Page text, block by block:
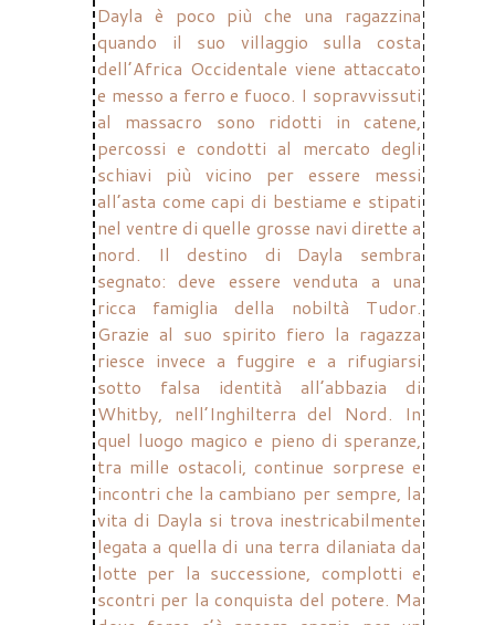
Dayla è poco più che una ragazzina
quando il suo villaggio sulla costa
dell’Africa Occidentale viene attaccato
e messo a ferro e fuoco. I sopravvissuti
al massacro sono ridotti in catene,
percossi e condotti al mercato degli
schiavi più vicino per essere messi
all’asta come capi di bestiame e stipati
nel ventre di quelle grosse navi dirette a
nord. Il destino di Dayla sembra
segnato: deve essere venduta a una
ricca famiglia della nobiltà Tudor.
Grazie al suo spirito fiero la ragazza
riesce invece a fuggire e a rifugiarsi
sotto falsa identità all’abbazia di
Whitby, nell’Inghilterra del Nord. In
quel luogo magico e pieno di speranze,
tra mille ostacoli, continue sorprese e
incontri che la cambiano per sempre, la
vita di Dayla si trova inestricabilmente
legata a quella di una terra dilaniata da
lotte per la successione, complotti e
scontri per la conquista del potere. Ma